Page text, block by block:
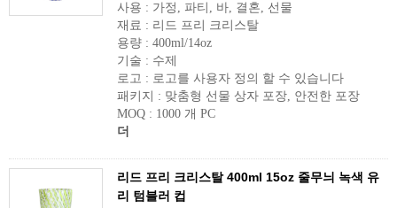
사용 : 가정, 파티, 바, 결혼, 선물
재료 : 리드 프리 크리스탈
용량 : 400ml/14oz
기술 : 수제
로고 : 로고를 사용자 정의 할 수 있습니다
패키지 : 맞춤형 선물 상자 포장, 안전한 포장
MOQ : 1000 개 PC
더
리드 프리 크리스탈 400ml 15oz 줄무늬 녹색 유
리 텀블러 컵